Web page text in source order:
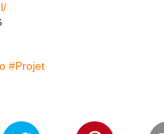
#Projet